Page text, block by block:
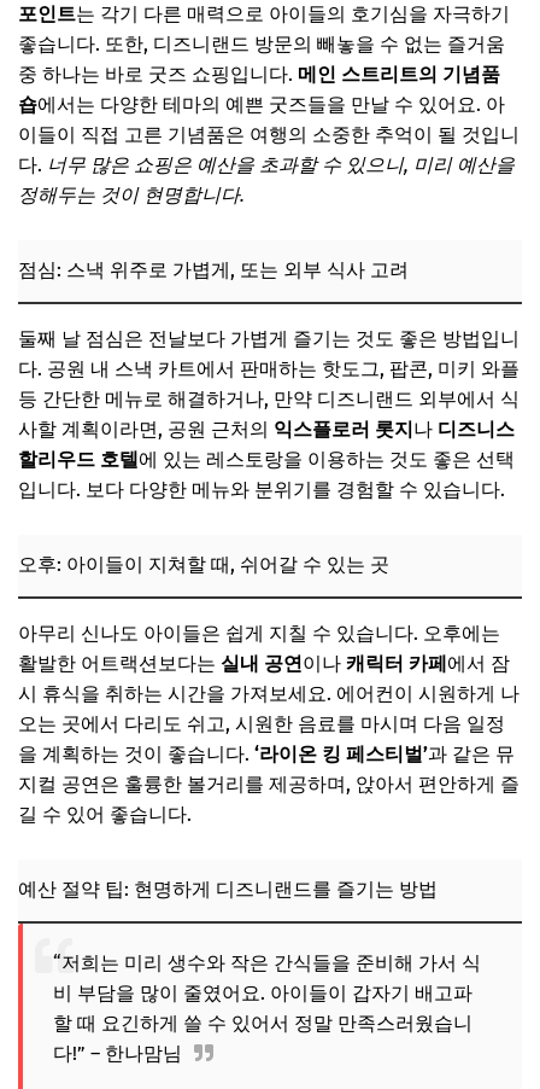
포인트는 각기 다른 매력으로 아이들의 호기심을 자극하기
좋습니다. 또한, 디즈니랜드 방문의 빼놓을 수 없는 즐거움
중 하나는 바로 굿즈 쇼핑입니다. 메인 스트리트의 기념품
숍에서는 다양한 테마의 예쁜 굿즈들을 만날 수 있어요. 아
이들이 직접 고른 기념품은 여행의 소중한 추억이 될 것입니
다. 너무 많은 쇼핑은 예산을 초과할 수 있으니, 미리 예산을
정해두는 것이 현명합니다.
점심: 스낵 위주로 가볍게, 또는 외부 식사 고려
둘째 날 점심은 전날보다 가볍게 즐기는 것도 좋은 방법입니
다. 공원 내 스낵 카트에서 판매하는 핫도그, 팝콘, 미키 와플
등 간단한 메뉴로 해결하거나, 만약 디즈니랜드 외부에서 식
사할 계획이라면, 공원 근처의 익스플로러 롯지나 디즈니스
할리우드 호텔에 있는 레스토랑을 이용하는 것도 좋은 선택
입니다. 보다 다양한 메뉴와 분위기를 경험할 수 있습니다.
오후: 아이들이 지쳐할 때, 쉬어갈 수 있는 곳
아무리 신나도 아이들은 쉽게 지칠 수 있습니다. 오후에는
활발한 어트랙션보다는 실내 공연이나 캐릭터 카페에서 잠
시 휴식을 취하는 시간을 가져보세요. 에어컨이 시원하게 나
오는 곳에서 다리도 쉬고, 시원한 음료를 마시며 다음 일정
을 계획하는 것이 좋습니다. ‘라이온 킹 페스티벌’과 같은 뮤
지컬 공연은 훌륭한 볼거리를 제공하며, 앉아서 편안하게 즐
길 수 있어 좋습니다.
예산 절약 팁: 현명하게 디즈니랜드를 즐기는 방법
“저희는 미리 생수와 작은 간식들을 준비해 가서 식
비 부담을 많이 줄였어요. 아이들이 갑자기 배고파
할 때 요긴하게 쓸 수 있어서 정말 만족스러웠습니
다!” – 한나맘님